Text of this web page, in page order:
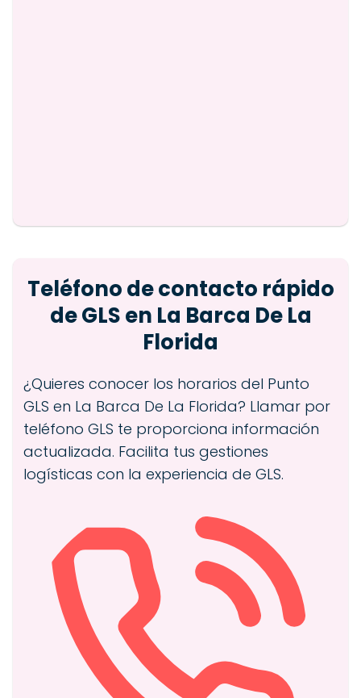
Teléfono de contacto rápido
de GLS en La Barca De La
Florida
¿Quieres conocer los horarios del Punto
GLS en La Barca De La Florida? Llamar por
teléfono GLS te proporciona información
actualizada. Facilita tus gestiones
logísticas con la experiencia de GLS.